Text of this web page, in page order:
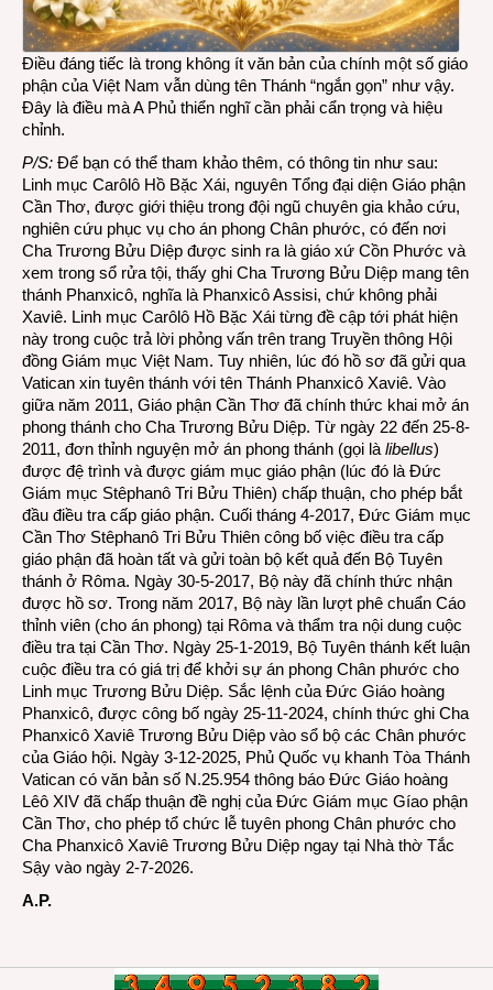
Điều đáng tiếc là trong không ít văn bản của chính một số giáo
phận của Việt Nam vẫn dùng tên Thánh “ngắn gọn” như vậy.
Đây là điều mà A Phủ thiển nghĩ cần phải cẩn trọng và hiệu
chỉnh.
P/S: Để bạn có thể tham khảo thêm, có thông tin như sau:
Linh mục Carôlô Hồ Bặc Xái, nguyên Tổng đại diện Giáo phận
Cần Thơ, được giới thiệu trong đội ngũ chuyên gia khảo cứu,
nghiên cứu phục vụ cho án phong Chân phước, có đến nơi
Cha Trương Bửu Diệp được sinh ra là giáo xứ Cồn Phước và
xem trong sổ rửa tội, thấy ghi Cha Trương Bửu Diệp mang tên
thánh Phanxicô, nghĩa là Phanxicô Assisi, chứ không phải
Xaviê. Linh mục Carôlô Hồ Bặc Xái từng đề cập tới phát hiện
này trong cuộc trả lời phỏng vấn trên trang Truyền thông Hội
đồng Giám mục Việt Nam. Tuy nhiên, lúc đó hồ sơ đã gửi qua
Vatican xin tuyên thánh với tên Thánh Phanxicô Xaviê. Vào
giữa năm 2011, Giáo phận Cần Thơ đã chính thức khai mở án
phong thánh cho Cha Trương Bửu Diệp. Từ ngày 22 đến 25-8-
2011, đơn thỉnh nguyện mở án phong thánh (gọi là libellus)
được đệ trình và được giám mục giáo phận (lúc đó là Đức
Giám mục Stêphanô Tri Bửu Thiên) chấp thuận, cho phép bắt
đầu điều tra cấp giáo phận. Cuối tháng 4-2017, Đức Giám mục
Cần Thơ Stêphanô Tri Bửu Thiên công bố việc điều tra cấp
giáo phận đã hoàn tất và gửi toàn bộ kết quả đến Bộ Tuyên
thánh ở Rôma. Ngày 30-5-2017, Bộ này đã chính thức nhận
được hồ sơ. Trong năm 2017, Bộ này lần lượt phê chuẩn Cáo
thỉnh viên (cho án phong) tại Rôma và thẩm tra nội dung cuộc
điều tra tại Cần Thơ. Ngày 25-1-2019, Bộ Tuyên thánh kết luận
cuộc điều tra có giá trị để khởi sự án phong Chân phước cho
Linh mục Trương Bửu Diệp. Sắc lệnh của Đức Giáo hoàng
Phanxicô, được công bố ngày 25-11-2024, chính thức ghi Cha
Phanxicô Xaviê Trương Bửu Diệp vào sổ bộ các Chân phước
của Giáo hội. Ngày 3-12-2025, Phủ Quốc vụ khanh Tòa Thánh
Vatican có văn bản số N.25.954 thông báo Đức Giáo hoàng
Lêô XIV đã chấp thuận đề nghị của Đức Giám mục Gíao phận
Cần Thơ, cho phép tổ chức lễ tuyên phong Chân phước cho
Cha Phanxicô Xaviê Trương Bửu Diệp ngay tại Nhà thờ Tắc
Sậy vào ngày 2-7-2026.
A.P.